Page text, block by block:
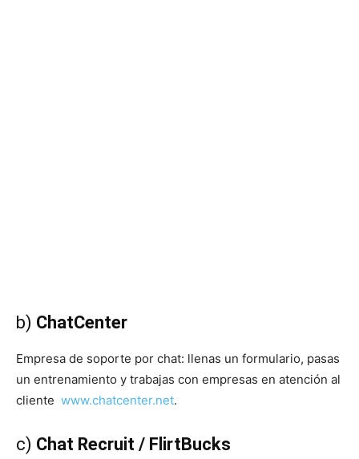
b) ChatCenter
Empresa de soporte por chat: llenas un formulario, pasas
un entrenamiento y trabajas con empresas en atención al
cliente www.chatcenter.net.
c) Chat Recruit / FlirtBucks